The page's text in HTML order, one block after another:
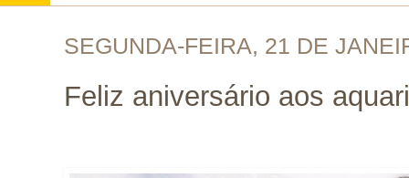
SEGUNDA-FEIRA, 21 DE
Feliz aniversário aos